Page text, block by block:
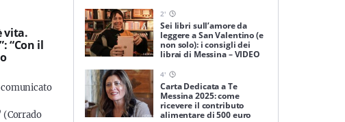
vita.
“Con il
(Corrado
2'
Sei libri sull’amore da
leggere a San Valentino (e
non solo): i consigli dei
librai di Messina – VIDEO
4'
Carta Dedicata a Te
Messina 2025: come
ricevere il contributo
alimentare di 500 euro